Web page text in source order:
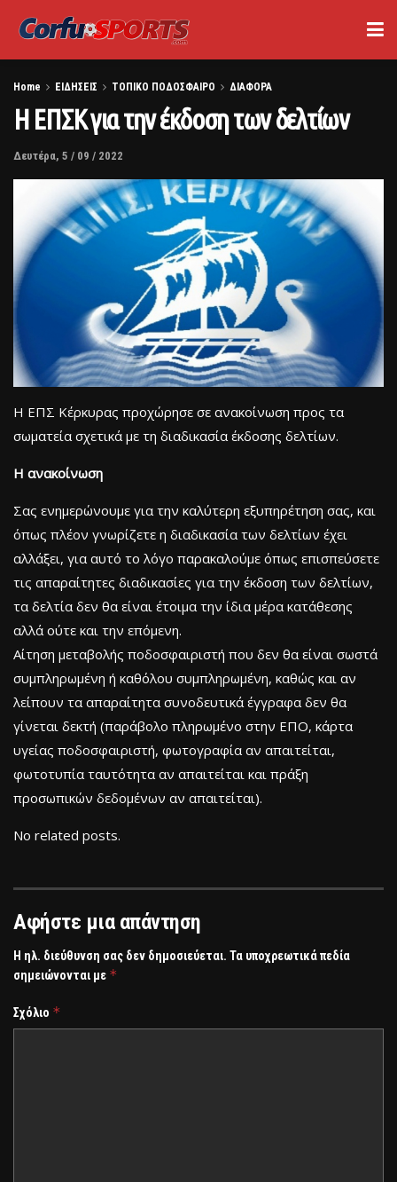
Home ΕΙΔΗΣΕΙΣ ΤΟΠΙΚΟ ΠΟΔΟΣΦΑΙΡΟ ΔΙΑΦΟΡΑ
Η ΕΠΣΚ για την έκδοση των δελτίων
Δευτέρα, 5 / 09 / 2022
Η ΕΠΣ Κέρκυρας προχώρησε σε ανακοίνωση προς τα
σωματεία σχετικά με τη διαδικασία έκδοσης δελτίων.
Η ανακοίνωση
Σας ενημερώνουμε για την καλύτερη εξυπηρέτηση σας, και
όπως πλέον γνωρίζετε η διαδικασία των δελτίων έχει
αλλάξει, για αυτό το λόγο παρακαλούμε όπως επισπεύσετε
τις απαραίτητες διαδικασίες για την έκδοση των δελτίων,
τα δελτία δεν θα είναι έτοιμα την ίδια μέρα κατάθεσης
αλλά ούτε και την επόμενη.
Αίτηση μεταβολής ποδοσφαιριστή που δεν θα είναι σωστά
συμπληρωμένη ή καθόλου συμπληρωμένη, καθώς και αν
λείπουν τα απαραίτητα συνοδευτικά έγγραφα δεν θα
γίνεται δεκτή (παράβολο πληρωμένο στην ΕΠΟ, κάρτα
υγείας ποδοσφαιριστή, φωτογραφία αν απαιτείται,
φωτοτυπία ταυτότητα αν απαιτείται και πράξη
προσωπικών δεδομένων αν απαιτείται).
No related posts.
Αφήστε μια απάντηση
Η ηλ. διεύθυνση σας δεν δημοσιεύεται. Τα υποχρεωτικά πεδία
σημειώνονται με *
Σχόλιο *